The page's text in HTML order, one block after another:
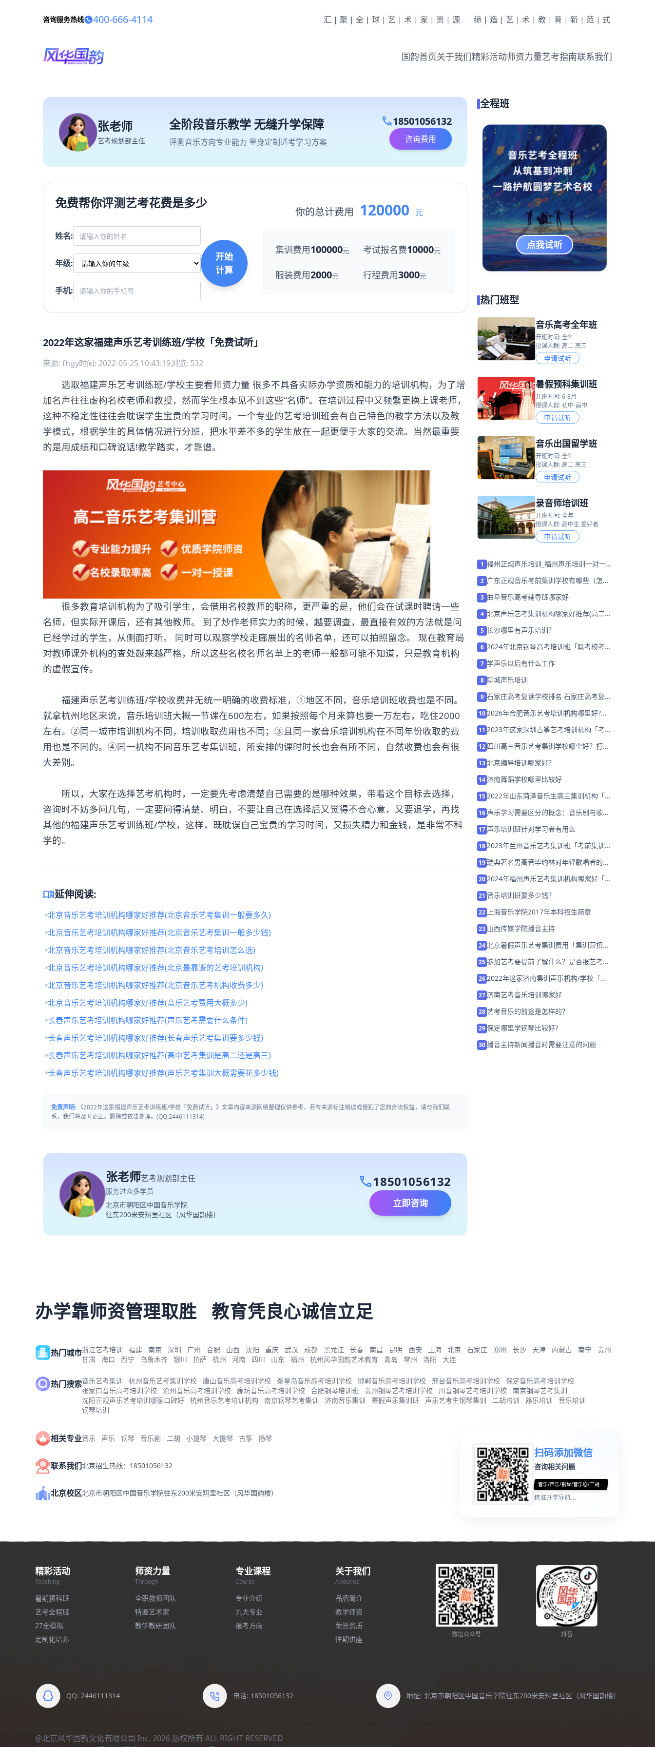
咨询服务热线 400-666-4114 汇|聚|全|球|艺|术|家|资|源 缔|造|艺|术|教|育|新|范|式
国韵首页关于我们精彩活动师资力量艺考指南联系我们
张老师
艺考规划部主任
全阶段音乐教学 无缝升学保障
评测音乐方向专业能力 量身定制适考学习方案
call18501056132
咨询费用
免费帮你评测艺考花费是多少
姓名:
年级:
手机:
开始
计算
你的总计费用 120000 元
集训费用100000元 考试报名费10000元
服装费用2000元 行程费用3000元
2022年这家福建声乐艺考训练班/学校「免费试听」
来源: fhgy时间: 2022-05-25 10:43:19浏览: 532
选取福建声乐艺考训练班/学校主要看师资力量 很多不具备实际办学资质和能力的培训机构，为了增
加名声往往虚构名校老师和教授，然而学生根本见不到这些“名师”。在培训过程中又频繁更换上课老师，
这种不稳定性往往会耽误学生宝贵的学习时间。一个专业的艺考培训班会有自己特色的教学方法以及教
学模式，根据学生的具体情况进行分班，把水平差不多的学生放在一起更便于大家的交流。当然最重要
的是用成绩和口碑说话!教学踏实，才靠谱。
很多教育培训机构为了吸引学生，会借用名校教师的职称，更严重的是，他们会在试课时聘请一些
名师，但实际开课后，还有其他教师。 到了炒作老师实力的时候，越要调查，最直接有效的方法就是问
已经学过的学生，从侧面打听。 同时可以观察学校走廊展出的名师名单，还可以拍照留念。 现在教育局
对教师课外机构的查处越来越严格，所以这些名校名师名单上的老师一般都可能不知道，只是教育机构
的虚假宣传。
福建声乐艺考训练班/学校收费并无统一明确的收费标准，①地区不同，音乐培训班收费也是不同。
就拿杭州地区来说，音乐培训班大概一节课在600左右，如果按照每个月来算也要一万左右，吃住2000
左右。②同一城市培训机构不同，培训收取费用也不同；③且同一家音乐培训机构在不同年份收取的费
用也是不同的。④同一机构不同音乐艺考集训班，所安排的课时时长也会有所不同，自然收费也会有很
大差别。
所以，大家在选择艺考机构时，一定要先考虑清楚自己需要的是哪种效果，带着这个目标去选择，
咨询时不妨多问几句，一定要问得清楚、明白，不要让自己在选择后又觉得不合心意，又要退学，再找
其他的福建声乐艺考训练班/学校，这样，既耽误自己宝贵的学习时间，又损失精力和金钱，是非常不科
学的。
menu_book延伸阅读:
北京音乐艺考培训机构哪家好推荐(北京音乐艺考集训一般要多久)
北京音乐艺考培训机构哪家好推荐(北京音乐艺考集训一般多少钱)
北京音乐艺考培训机构哪家好推荐(北京音乐艺考培训怎么选)
北京音乐艺考培训机构哪家好推荐(北京最靠谱的艺考培训机构)
北京音乐艺考培训机构哪家好推荐(北京音乐艺考机构收费多少)
北京音乐艺考培训机构哪家好推荐(音乐艺考费用大概多少)
长春声乐艺考培训机构哪家好推荐(声乐艺考需要什么条件)
长春声乐艺考培训机构哪家好推荐(长春声乐艺考集训要多少钱)
长春声乐艺考培训机构哪家好推荐(高中艺考集训是高二还是高三)
长春声乐艺考培训机构哪家好推荐(声乐艺考集训大概需要花多少钱)
免责声明: 《2022年这家福建声乐艺考训练班/学校「免费试听」》文章内容来源网络整理仅供参考，若有来源标注错误或侵犯了您的合法权益，请与我们联
系，我们将及时更正、删除或依法处理。(QQ:2446111314)
张老师艺考规划部主任
服务过众多学员
北京市朝阳区中国音乐学院
往东200米安翔里社区（风华国韵楼）
call18501056132
立即咨询
全程班
点我试听
热门班型
音乐高考全年班
开班时间: 全年
授课人群: 高二 高三
申请试听
暑假预科集训班
开班时间: 6-8月
授课人群: 初中-高中
申请试听
音乐出国留学班
开班时间: 全年
授课人群: 高二 高三
申请试听
录音师培训班
开班时间: 全年
授课人群: 高中生 爱好者
申请试听
1 福州正规声乐培训_福州声乐培训一对一
2 广东正规音乐考前集训学校有哪些（怎么
3 曲阜音乐高考辅导班哪家好
4 北京声乐艺考集训机构哪家好推荐(高二零
5 长沙哪里有声乐培训？
6 2024年北京钢琴高考培训班「联考校考集
7 学声乐以后有什么工作
8 聊城声乐培训
9 石家庄高考复读学校排名 石家庄高考复读
102026年合肥音乐艺考培训机构哪里好?家
11 2023年这家深圳古筝艺考培训机构「考前
12 四川高三音乐艺考集训学校哪个好？打造
13北京编导培训哪家好？
14 济南舞蹈学校哪里比较好
152022年山东菏泽音乐生高三集训机构「考
16 声乐学习需要区分的概念：音乐剧与歌剧
17 声乐培训班针对学习者有用么
182023年兰州音乐艺考集训班「考前集训学
19瑞典著名男高音毕约林对年轻歌唱者的一
202024年福州声乐艺考集训机构哪家好「考
21 音乐培训班要多少钱？
22 上海音乐学院2017年本科招生简章
23 山西传媒学院播音主持
24北京暑假声乐艺考集训费用「集训营招生
25参加艺考要提前了解什么？是否报艺考培
262022年这家济南集训声乐机构/学校「免
27 济南艺考音乐培训哪家好
28艺考音乐的前途是怎样的？
29保定哪里学钢琴比较好?
30播音主持新闻播音时需要注意的问题
办学靠师资管理取胜 教育凭良心诚信立足
热门城市浙江艺考培训 福建 南京 深圳 广州 合肥 山西 沈阳 重庆 武汉 成都 黑龙江 长春 南昌 昆明 西安 上海 北京 石家庄 郑州 长沙 天津 内蒙古 南宁
贵州
甘肃
海口 西宁 乌鲁木齐 银川 拉萨 杭州 河南 四川 山东 福州 杭州风华国韵艺术教育 青岛 常州 洛阳 大连
热门搜索音乐艺考集训 杭州音乐艺考集训学校 唐山音乐高考培训学校 秦皇岛音乐高考培训学校 邯郸音乐高考培训学校 邢台音乐高考培训学校
保定音乐高考培训学校
张家口音乐高考培训学校
沧州音乐高考培训学校 廊坊音乐高考培训学校 合肥钢琴培训班 贵州钢琴艺考培训学校 川音钢琴艺考培训学校
南京钢琴艺考集训
沈阳正规声乐艺考培训哪家口碑好
杭州音乐艺考培训机构 南京钢琴艺考集训 济南音乐集训 寒假声乐集训班 声乐艺考生钢琴集训 二胡培训 器乐培训
音乐培训
钢琴培训
相关专业音乐 声乐 钢琴 音乐剧 二胡 小提琴 大提琴 古筝 扬琴
联系我们北京招生热线：18501056132
北京校区北京市朝阳区中国音乐学院往东200米安翔里社区（风华国韵楼）
扫码添加微信
咨询相关问题
音乐/声乐/钢琴/音乐剧/二胡...
精准升学导航...
精彩活动
Teaching
暑期预科班
艺考全程班
27全模拟
定制化培养
师资力量
Through
全职教师团队
特邀艺术家
教学教研团队
专业课程
Course
专业介绍
九大专业
报考方向
关于我们
About us
品牌简介
教学师资
荣誉资质
往期讲座
微信公众号 抖音
QQ: 2446111314 电话: 18501056132 地址: 北京市朝阳区中国音乐学院往东200米安翔里社区（风华国韵楼）
@北京风华国韵文化有限公司 Inc. 2026 版权所有 ALL RIGHT RESERVED